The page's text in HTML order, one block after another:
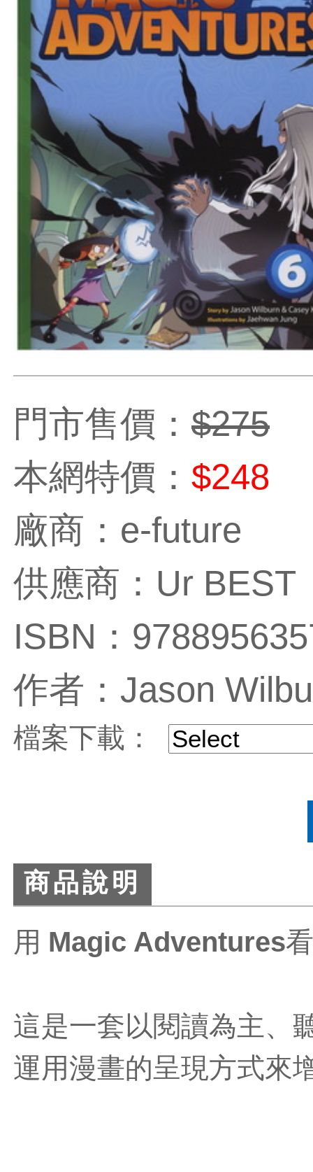
門市售價： $275
本網特價： $248
廠商：e-future
供應商：Ur BEST
ISBN：
作者：Jason
檔案下載：
商品說明
用 Magic Adventures
這是一套以閱讀為主、
運用漫畫的呈現方式來